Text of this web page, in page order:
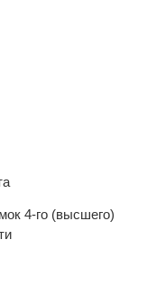
4-го (высшего)